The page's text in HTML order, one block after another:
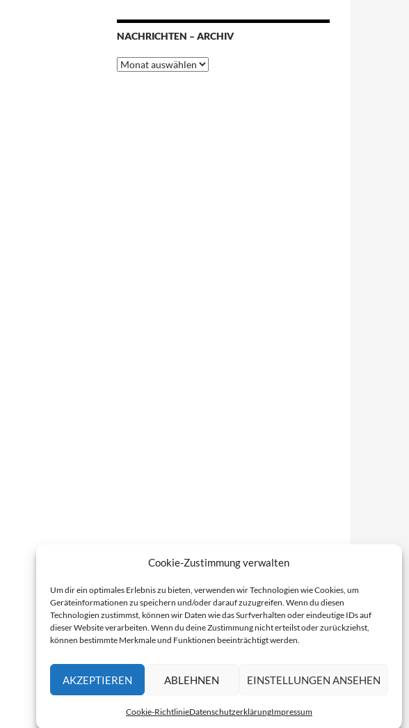
Cookie-Zustimmung verwalten
Um dir ein optimales Erlebnis zu bieten, verwenden wir Technologien wie Cookies, um
Geräteinformationen zu speichern und/oder darauf zuzugreifen. Wenn du diesen
Technologien zustimmst, können wir Daten wie das Surfverhalten oder eindeutige IDs auf
dieser Website verarbeiten. Wenn du deine Zustimmung nicht erteilst oder zurückziehst,
können bestimmte Merkmale und Funktionen beeinträchtigt werden.
AKZEPTIEREN ABLEHNEN EINSTELLUNGEN ANSEHEN
Cookie-RichtlinieDatenschutzerklärungImpressum
NACHRICHTEN – ARCHIV
Nachrichten
–